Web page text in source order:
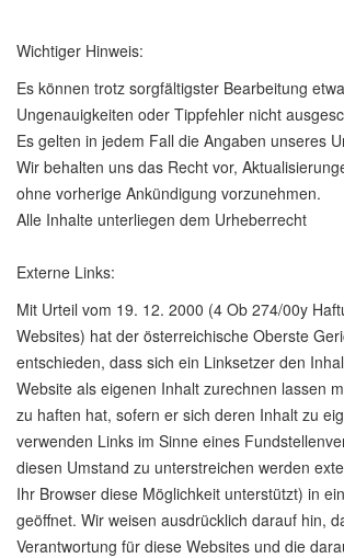
Wichtiger Hinweis:
Es können trotz sorgfältigster Bearbeitung
Ungenauigkeiten oder Tippfehler nicht
Es gelten in jedem Fall die Angaben unseres
Wir behalten uns das Recht vor,
ohne vorherige Ankündigung vorzunehmen.
Alle Inhalte unterliegen dem Urheberrecht
Externe Links:
Mit Urteil vom 19. 12. 2000 (4 Ob 274/00y
Websites) hat der österreichische Oberste
entschieden, dass sich ein Linksetzer den
Website als eigenen Inhalt zurechnen lassen
zu haften hat, sofern er sich deren Inhalt zu
verwenden Links im Sinne eines
diesen Umstand zu unterstreichen werden
Ihr Browser diese Möglichkeit unterstützt) in
geöffnet. Wir weisen ausdrücklich darauf hin,
Verantwortung für diese Websites und die